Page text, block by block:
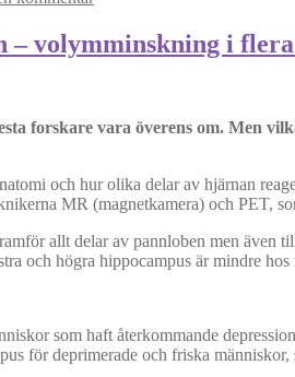
– volymminskning i
forskare vara överens om. Men
och hur olika delar av hjärnan
MR (magnetkamera) och PET,
allt delar av pannloben men
och högra hippocampus är mindre
som haft återkommande
för deprimerade och friska